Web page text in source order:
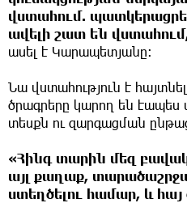
վստահում.
ավելի շատ են
ասել է Կարապետյանը։
Նա վստահություն է
ծրագրերը կարող են
տեսքն ու զարգացման
«Հինգ տարին մեզ
այլ քաղաք,
ստեղծելու համար, և հայ